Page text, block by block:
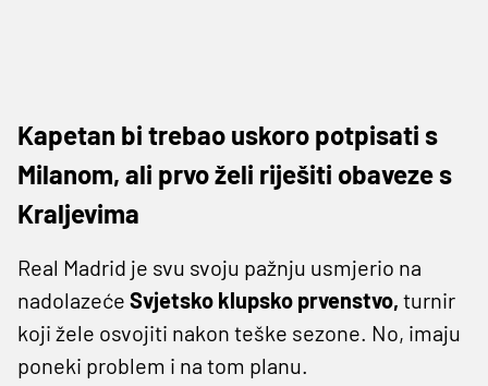
Kapetan bi trebao uskoro potpisati s
Milanom, ali prvo želi riješiti obaveze s
Kraljevima
Real Madrid je svu svoju pažnju usmjerio na
nadolazeće Svjetsko klupsko prvenstvo, turnir
koji žele osvojiti nakon teške sezone. No, imaju
poneki problem i na tom planu.